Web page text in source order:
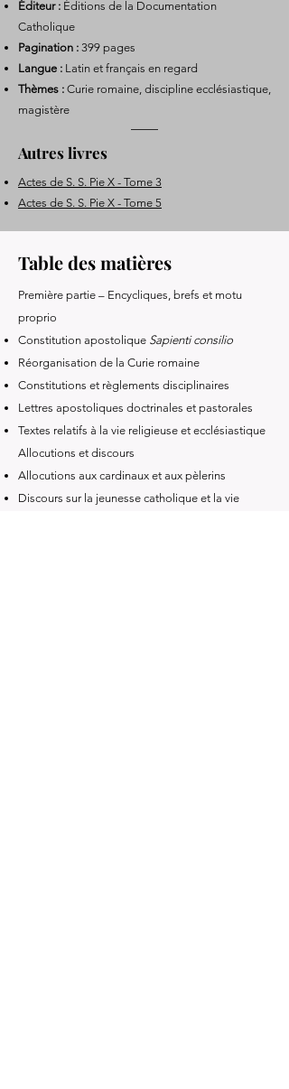
Éditeur : Éditions de la Documentation
Catholique
Pagination : 399 pages
Langue : Latin et français en regard
Thèmes : Curie romaine, discipline ecclésiastique,
magistère
Autres livres
Actes de S. S. Pie X - Tome 3
Actes de S. S. Pie X - Tome 5
Table des matières
Première partie – Encycliques, brefs et motu
proprio
Constitution apostolique Sapienti consilio
Réorganisation de la Curie romaine
Constitutions et règlements disciplinaires
Lettres apostoliques doctrinales et pastorales
Textes relatifs à la vie religieuse et ecclésiastique
Allocutions et discours
Allocutions aux cardinaux et aux pèlerins
Discours sur la jeunesse catholique et la vie